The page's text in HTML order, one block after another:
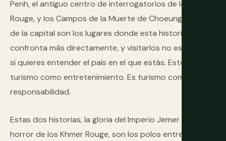
Penh, el antiguo centro de interrogatorios de los Khmer
Rouge, y los Campos de la Muerte de Choeung Ek fuera
de la capital son los lugares donde esta historia se
confronta más directamente, y visitarlos no es opcional
si quieres entender el país en el que estás. Esto no es
turismo como entretenimiento. Es turismo como
responsabilidad.
Estas dos historias, la gloria del Imperio Jemer y el
horror de los Khmer Rouge, son los polos entre los